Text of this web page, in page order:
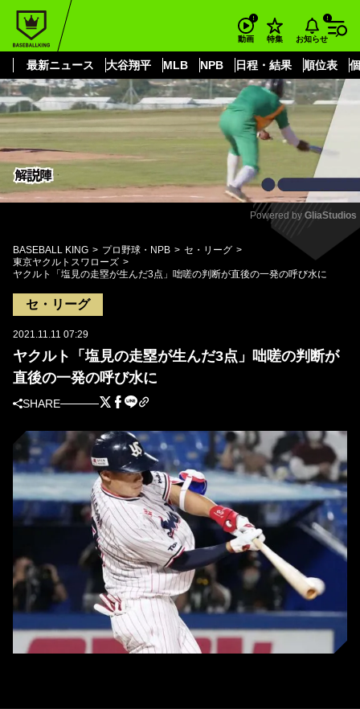
動画 特集 お知らせ
最新ニュース 大谷翔平 MLB NPB 日程・結果 順位表
もっと見る
Mute
Powered by GliaStudios
BASEBALL KING プロ野球・NPB
セ・リーグ
東京ヤクルトスワローズ
ヤクルト「塩見の走塁が生んだ3点」咄嗟の判断が直後の一発の呼び水に
セ・リーグ
2021.11.11 07:29
ヤクルト「塩見の走塁が生んだ3点」咄嗟の判断が
直後の一発の呼び水に
SHARE